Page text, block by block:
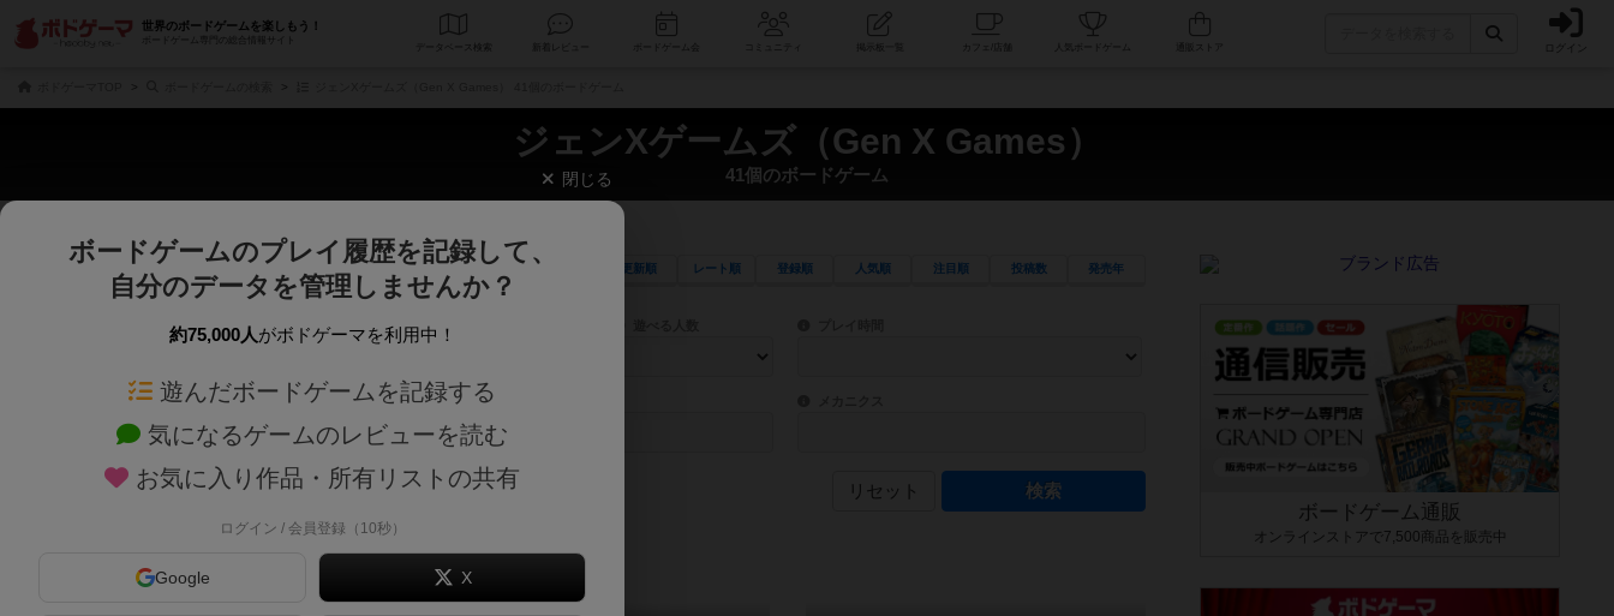
世界のボードゲームを楽しもう！
ボードゲーム専門の総合情報サイト
データベース コミュニティ 人気ボードゲーム ログイン
ジェンXゲームズ（Gen X Games）
41個のボードゲーム
じっくり表示 更新順 レート順 登録順 人気順 注目順 投稿数 発売年
商品名、商品説明文、デザイナー名、テーマ名、メカニクス名を対象にフリーワード検索ができます。
ゲームデザイナー名を指定して検索できます。
ゲームデザイナー 目安となる所要時間を指定することができます。マニュアルを読む時間や参加者へのルール説明時間は含まれていないため、初めて
対象年齢を指定します。 世界観や登場人物などモチーフ・ストーリーを指定することができます。直感的にゲームシステムを理解できるよう、中世ファンタジー・クッキング・海賊同士の対決など、ゲームコンセプトを絞
テーマ/フレーバー ゲーム性を構成するコアシステムです。主にボードゲームに慣れている方向けの絞込機能です。例えば「ダイスロール」はランダ
リセット
ボードゲーム通販
オンラインストアで7,500商品を販売中
閉じる
ボードゲームのプレイ履歴を記録して、
自分のデータを管理しませんか？
約75,000人がボドゲーマを利用中！
遊んだボードゲームを記録する
気になるゲームのレビューを読む
お気に入り作品・所有リストの共有
ログイン / 会員登録（10秒）
Google X